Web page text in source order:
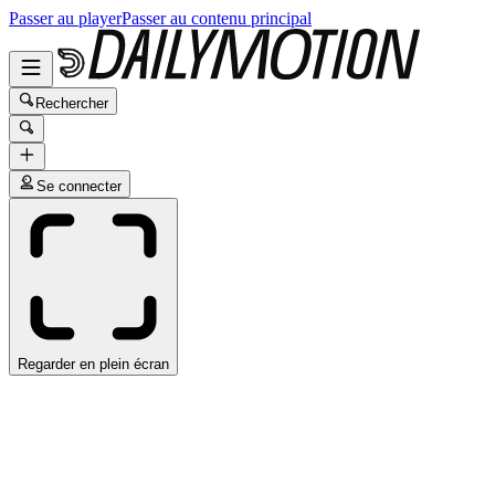
Passer au playerPasser au contenu principal
Rechercher
Se connecter
Regarder en plein écran